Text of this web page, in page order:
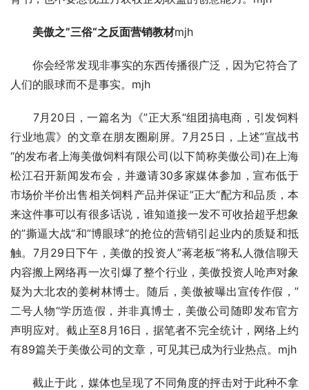
美傲之”三俗“之反面营销教材mjh
你会经常发现非事实的东西传播很广泛，因为它符合了
人们的眼球而不是事实。mjh
7月20日，一篇名为《”正大系“组团搞电商，引发饲料
行业地震》的文章在朋友圈刷屏。7月25日，上述”宣战书
“的发布者上海美傲饲料有限公司(以下简称美傲公司)在上海
松江召开新闻发布会，并邀请30多家媒体参加，宣布低于
市场价半价出售相关饲料产品并保证”正大“配方和品质，本
来这件事可以有很多话说，谁知道接一发不可收拾超乎想象
的”撕逼大战“和”博眼球“的抢位的营销引起业内的质疑和抵
触。7月29日下午，美傲的投资人”蒋老板“将私人微信聊天
内容搬上网络再一次引爆了整个行业，美傲投资人呛声对象
疑为大北农的姜树林博士。随后，美傲被曝出宣传作假，”
二号人物“学历造假，并非真博士，美傲公司随即发布官方
声明应对。截止至8月16日，据笔者不完全统计，网络上约
有89篇关于美傲公司的文章，可见其已成为行业热点。mjh
截止于此，媒体也呈现了不同角度的抨击对于此种不拿